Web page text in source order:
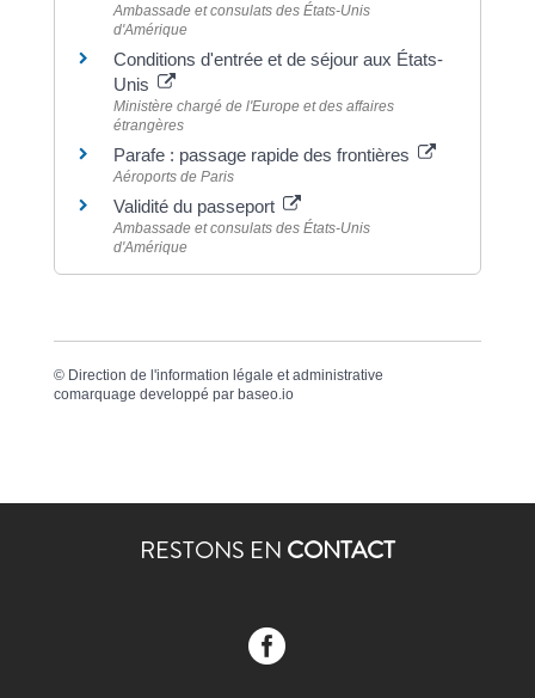
Ambassade et consulats des États-Unis
d'Amérique
Conditions d'entrée et de séjour aux États-
Unis
Ministère chargé de l'Europe et des affaires
étrangères
Parafe : passage rapide des frontières
Aéroports de Paris
Validité du passeport
Ambassade et consulats des États-Unis
d'Amérique
© Direction de l'information légale et administrative
comarquage developpé par baseo.io
RESTONS EN CONTACT
